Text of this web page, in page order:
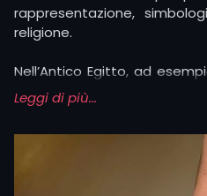
rappresentazione,
religione.
Nell’Antico Egitto, ad
dea Bes sugli arti per
parto.
Nell’Antica Grecia si
scopo estetico, di
Leggi di più...